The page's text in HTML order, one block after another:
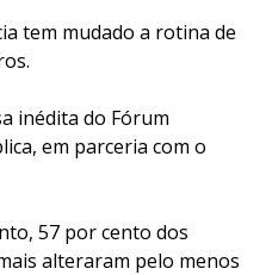
tem mudado a rotina de
inédita do Fórum
em parceria com o
57 por cento dos
alteraram pelo menos